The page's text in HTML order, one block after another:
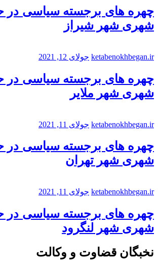
چهره های برجسته سیاسی در
شهری شهر شیراز
ketabenokhbegan.ir جولای 12, 2021
چهره های برجسته سیاسی در
شهری شهر ملایر
ketabenokhbegan.ir جولای 11, 2021
چهره های برجسته سیاسی در
شهری شهر تهران
ketabenokhbegan.ir جولای 11, 2021
چهره های برجسته سیاسی در
شهری شهر لنگرود
نخبگان قضاوت و وکالت